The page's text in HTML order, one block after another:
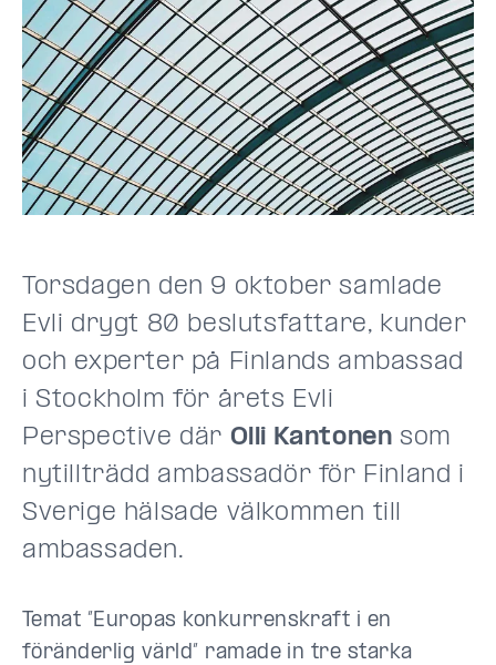
Torsdagen den 9 oktober samlade
Evli drygt 80 beslutsfattare, kunder
och experter på Finlands ambassad
i Stockholm för årets Evli
Perspective där Olli Kantonen som
nytillträdd ambassadör för Finland i
Sverige hälsade välkommen till
ambassaden.
Temat ”Europas konkurrenskraft i en
föränderlig värld” ramade in tre starka